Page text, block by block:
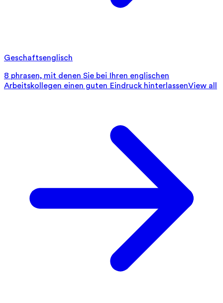
Geschaftsenglisch
8 phrasen, mit denen Sie bei Ihren englischen
Arbeitskollegen einen guten Eindruck hinterlassenView all